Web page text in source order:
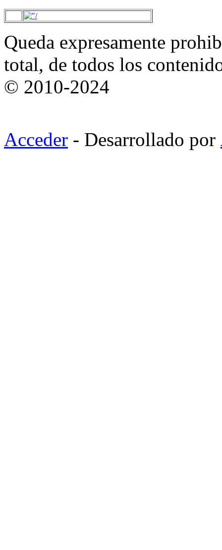
Queda expresamente
total, de todos los
© 2010-2024
Acceder - Desarrollado por